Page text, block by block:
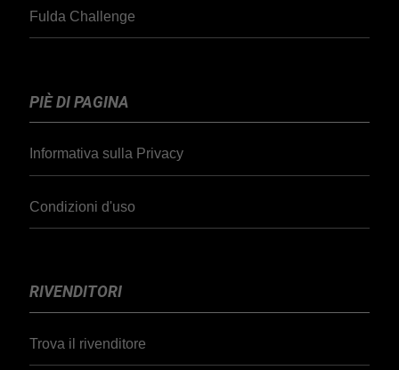
Fulda Challenge
PIÈ DI PAGINA
Informativa sulla Privacy
Condizioni d'uso
RIVENDITORI
Trova il rivenditore